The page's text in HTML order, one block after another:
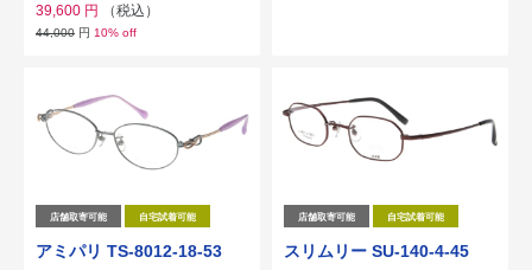
39,600 円 （税込）
44,000 円 10% off
店舗取寄可能 自宅試着可能
アミパリ TS-8012-18-53
店舗取寄可能 自宅試着可能
スリムリー SU-140-4-45